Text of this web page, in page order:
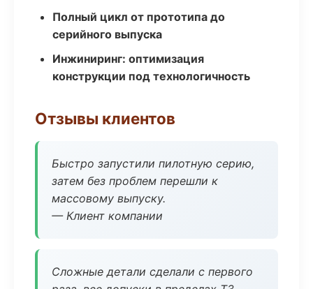
Полный цикл от прототипа до
серийного выпуска
Инжиниринг: оптимизация
конструкции под технологичность
Отзывы клиентов
Быстро запустили пилотную серию,
затем без проблем перешли к
массовому выпуску.
— Клиент компании
Сложные детали сделали с первого